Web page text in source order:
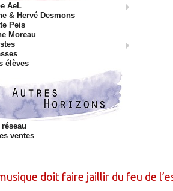
AeL
& Hervé Desmons
Peis
Moreau
élèves
ventes
doit faire jaillir du feu de